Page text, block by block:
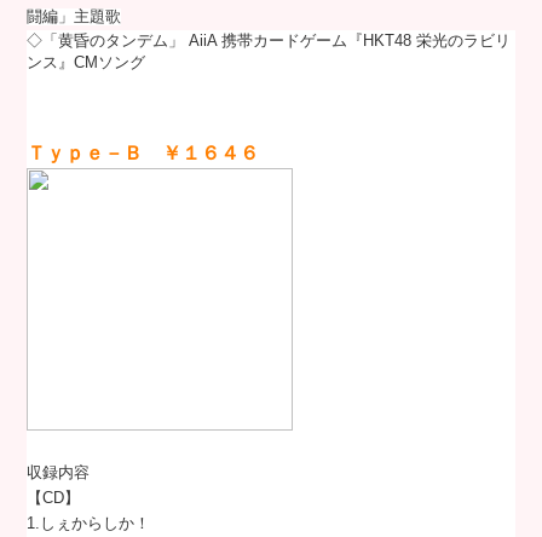
闘編」主題歌
◇「黄昏のタンデム」 AiiA 携帯カードゲーム『HKT48 栄光のラビリ
ンス』CMソング
Ｔｙｐｅ－Ｂ ￥１６４６
収録内容
【CD】
1.しぇからしか！